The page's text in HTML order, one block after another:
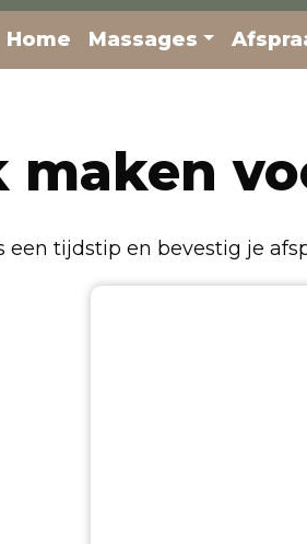
Home Massages
maken
een tijdstip en bevestig je